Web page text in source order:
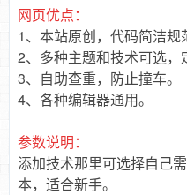
网页优点：
1、本站原创，代码简洁规
2、多种主题和技术可选
3、自助查重，防止撞车。
4、各种编辑器通用。
参数说明：
添加技术那里可选择自己
本，适合新手。